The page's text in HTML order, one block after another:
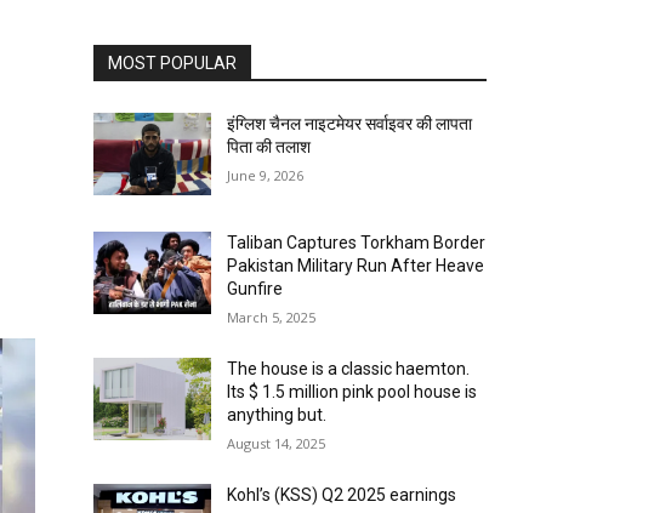
MOST POPULAR
इंग्लिश चैनल नाइटमेयर सर्वाइवर की लापता
पिता की तलाश
June 9, 2026
Taliban Captures Torkham Border
Pakistan Military Run After Heave
Gunfire
March 5, 2025
The house is a classic haemton.
Its $ 1.5 million pink pool house is
anything but.
August 14, 2025
Kohl’s (KSS) Q2 2025 earnings